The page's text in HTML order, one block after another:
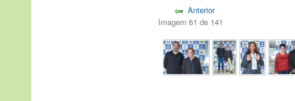
Anterior
Imagem 61 de 141